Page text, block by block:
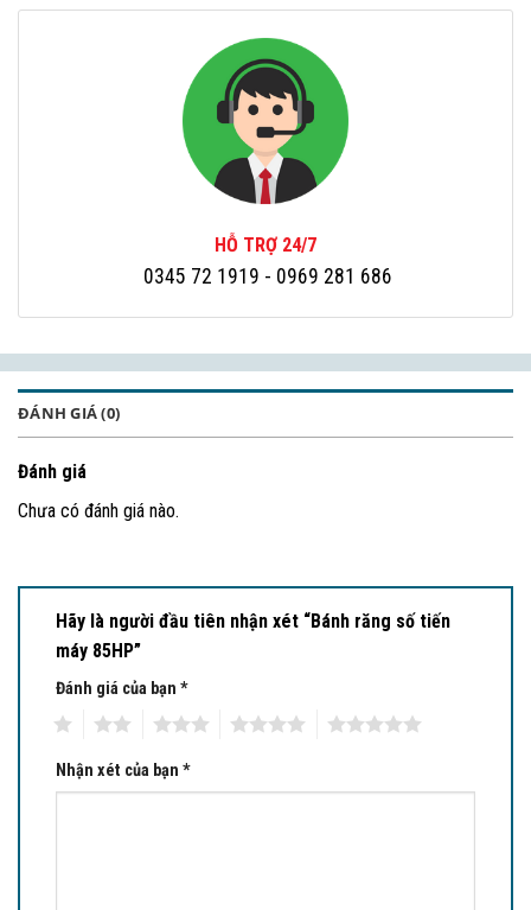
HỖ TRỢ 24/7
0345 72 1919 - 0969 281 686
ĐÁNH GIÁ (0)
Đánh giá
Chưa có đánh giá nào.
Hãy là người đầu tiên nhận xét “Bánh răng số tiến
máy 85HP”
Đánh giá của bạn *
Nhận xét của bạn *